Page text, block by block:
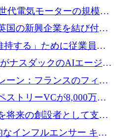
の開発に65万ユーロを確
代電気モーターの規模拡
を調達
国の新興企業を結び付け
を開始
持する」ために従業員に
開買い付けを実施
ナスダックのAIエージェ
にCreandumの資金調達で
ーン：フランスのフィン
ストリーVCが8,000万ド
ンドン事務所を開設
将来の創設者として支援
でファンドを立ち上げる
インフルエンサー キャ